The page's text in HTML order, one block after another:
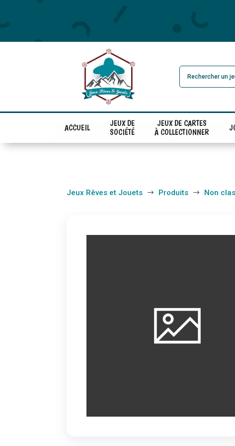
ACCUEIL
JEUX DE
SOCIÉTÉ
JEUX DE CARTES
À COLLECTIONNER
Jeux Rêves et Jouets $ Produits $ Non